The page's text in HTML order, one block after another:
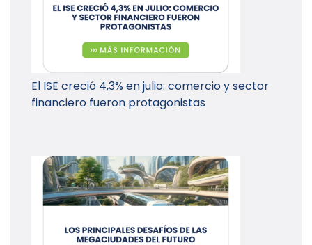
El ISE creció 4,3% en julio: comercio y sector
financiero fueron protagonistas